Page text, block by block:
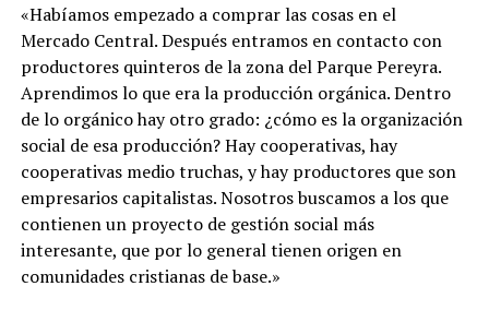
«Habíamos empezado a comprar las cosas en el
Mercado Central. Después entramos en contacto con
productores quinteros de la zona del Parque Pereyra.
Aprendimos lo que era la producción orgánica. Dentro
de lo orgánico hay otro grado: ¿cómo es la organización
social de esa producción? Hay cooperativas, hay
cooperativas medio truchas, y hay productores que son
empresarios capitalistas. Nosotros buscamos a los que
contienen un proyecto de gestión social más
interesante, que por lo general tienen origen en
comunidades cristianas de base.»